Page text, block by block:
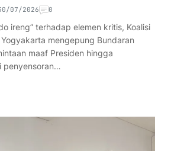
07/2026 0
ireng” terhadap elemen kritis, Koalisi
mengepung Bundaran
maaf Presiden hingga
penyensoran…